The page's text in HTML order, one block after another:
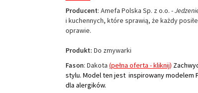
Producent: Amefa Polska Sp. z o.o. -
i kuchennych, które sprawią, że każdy
oprawie.
Produkt: Do zmywarki
Fason: Dakota (pełna oferta - kliknij)
stylu. Model ten jest inspirowany modelem
dla alergików.